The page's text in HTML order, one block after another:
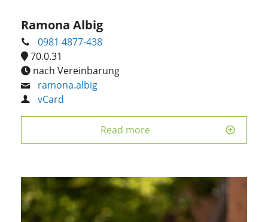
Ramona Albig
0981 4877-438
70.0.31
nach Vereinbarung
ramona.albig
vCard
Read more